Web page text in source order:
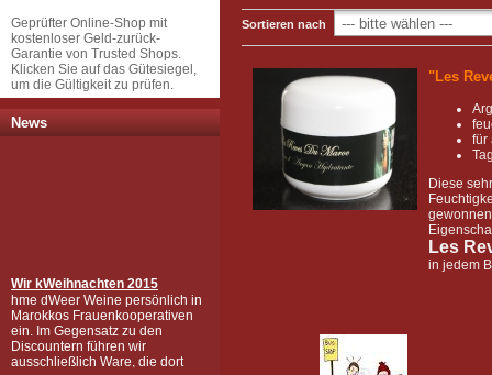
Sortieren nach
"Les
für
Diese
Les
in jedem
Geprüfter Online-Shop mit
kostenloser Geld-zurück-
Garantie von Trusted Shops.
Klicken Sie auf das Gütesiegel,
um die Gültigkeit zu prüfen.
News
hme dWeer Weine persönlich in
Marokkos Frauenkooperativen
ein. Im Gegensatz zu den
Discountern führen wir
ausschließlich Ware, die dort
gesammelt und hergestellt